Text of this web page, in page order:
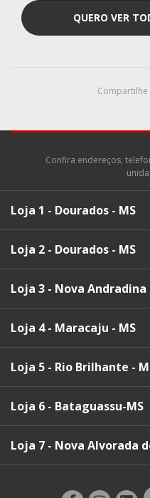
QUERO VER
Compartilhe
Confira endereços,
Loja 1 - Dourados - MS
Loja 2 - Dourados - MS
Loja 3 - Nova Andradina
Loja 4 - Maracaju - MS
Loja 5 - Rio Brilhante -
Loja 6 - Bataguassu-MS
Loja 7 - Nova Alvorada